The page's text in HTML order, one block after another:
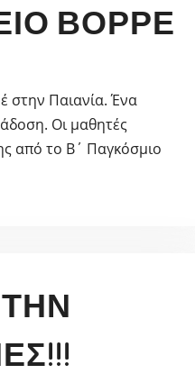
ΒΟΡΡΈ
στην Παιανία. Ένα
Οι μαθητές
από το Β΄ Παγκόσμιο